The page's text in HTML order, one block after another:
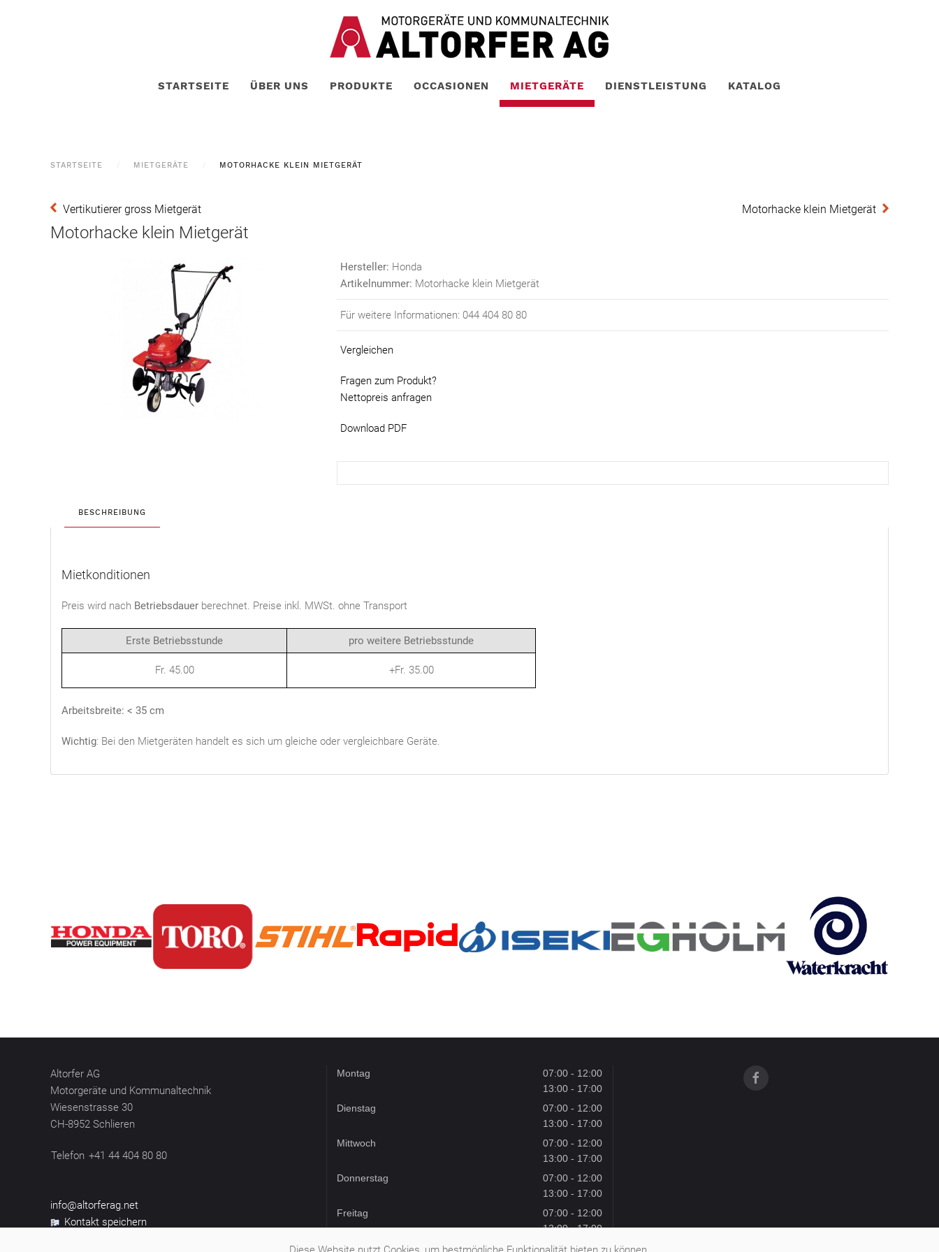
STARTSEITE ÜBER UNS PRODUKTE OCCASIONEN MIETGERÄTE DIENSTLEISTUNG KATALOG
STARTSEITE MIETGERÄTE MOTORHACKE KLEIN MIETGERÄT
Vertikutierer gross Mietgerät Motorhacke klein Mietgerät
Motorhacke klein Mietgerät
Hersteller: Honda
Artikelnummer: Motorhacke klein Mietgerät
Für weitere Informationen: 044 404 80 80
Vergleichen
Fragen zum Produkt?
Nettopreis anfragen
Download PDF
BESCHREIBUNG
Mietkonditionen
Preis wird nach Betriebsdauer berechnet. Preise inkl. MWSt. ohne Transport
Erste Betriebsstunde pro weitere Betriebsstunde
Fr. 45.00 +Fr. 35.00
Arbeitsbreite: < 35 cm
Wichtig: Bei den Mietgeräten handelt es sich um gleiche oder vergleichbare Geräte.
Altorfer AG
Motorgeräte und Kommunaltechnik
Wiesenstrasse 30
CH-8952 Schlieren
Telefon +41 44 404 80 80
info@altorferag.net
Kontakt speichern
Montag
07:00 - 12:00
13:00 - 17:00
Dienstag
07:00 - 12:00
13:00 - 17:00
Mittwoch
07:00 - 12:00
13:00 - 17:00
Donnerstag
07:00 - 12:00
13:00 - 17:00
Freitag
07:00 - 12:00
13:00 - 17:00
Samstag
08:00 - 12:00